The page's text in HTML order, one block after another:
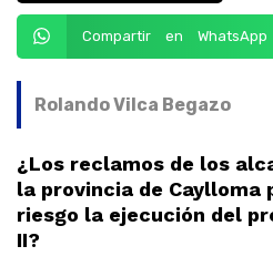
Compartir en WhatsApp
Rolando Vilca Begazo
¿Los reclamos de los
la provincia de Caylloma
riesgo la ejecución del
II?